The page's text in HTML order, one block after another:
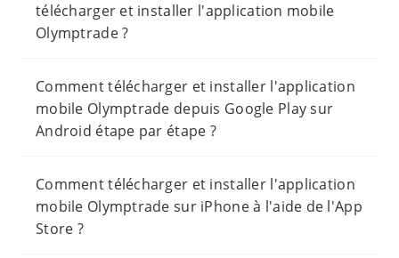
télécharger et installer l'application mobile
Olymptrade ?
Comment télécharger et installer l'application
mobile Olymptrade depuis Google Play sur
Android étape par étape ?
Comment télécharger et installer l'application
mobile Olymptrade sur iPhone à l'aide de l'App
Store ?